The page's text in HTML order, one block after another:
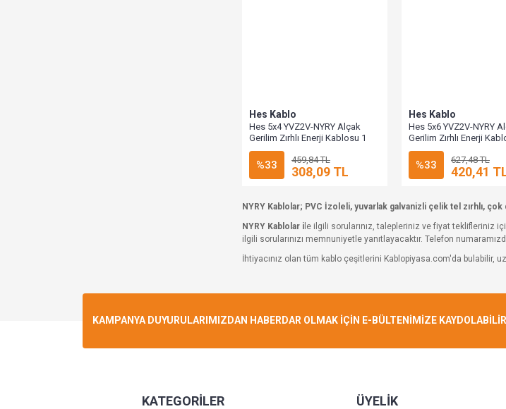
Hes Kablo
Hes 5x4 YVZ2V-NYRY Alçak
Gerilim Zırhlı Enerji Kablosu 1
Metre
%33 459,84 TL
308,09 TL
Hes Kablo
Hes 5x6 YVZ2V-NYRY
Gerilim Zırhlı Enerji
Metre
%33 627,48 TL
420,41
NYRY Kablolar; PVC İzoleli, yuvarlak galvanizli çelik tel zırhlı,
NYRY Kablolar i le ilgili sorularınız, talepleriniz ve fiyat teklifleriniz
ilgili sorularınızı memnuniyetle yanıtlayacaktır. Telefon
İhtiyacınız olan tüm kablo çeşitlerini Kablopiyasa.com'da bulabilir,
KAMPANYA DUYURULARIMIZDAN HABERDAR OLMAK İÇİN E-BÜLTENİMİZE
KATEGORİLER ÜYELİK